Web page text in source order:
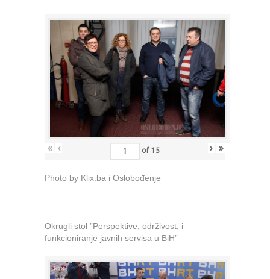
« ‹ of 15 › »
Photo by Klix.ba i Oslobođenje
Okrugli stol ”Perspektive, održivost, i
funkcioniranje javnih servisa u BiH”